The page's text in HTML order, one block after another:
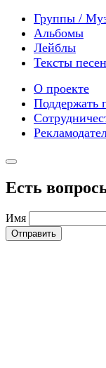
Группы /
Альбомы
Лейблы
Тексты песен
О проекте
Поддержать
Есть
Имя